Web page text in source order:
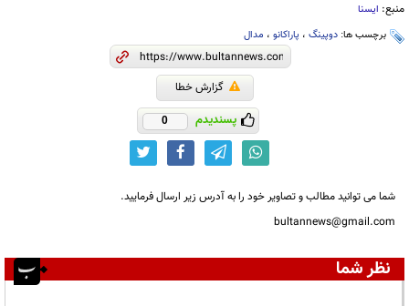
منبع: ایسنا
برچسب ها: دوپینگ ، پاراکانو ، مدال
گزارش خطا
پسندیدم 0
شما می توانید مطالب و تصاویر خود را به آدرس زیر ارسال فرمایید.
bultannews@gmail.com
نظر شما